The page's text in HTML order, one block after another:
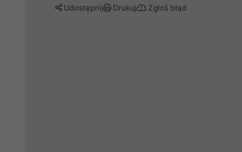
Udostępnij Drukuj Zgłoś błąd